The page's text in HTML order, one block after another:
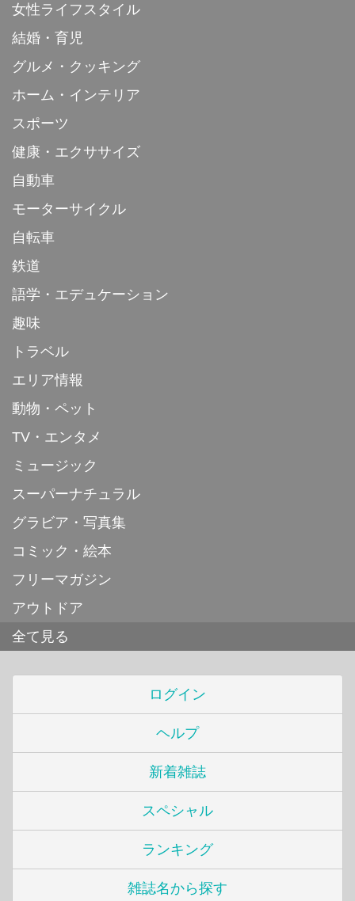
女性ライフスタイル
結婚・育児
グルメ・クッキング
ホーム・インテリア
スポーツ
健康・エクササイズ
自動車
モーターサイクル
自転車
鉄道
語学・エデュケーション
趣味
トラベル
エリア情報
動物・ペット
TV・エンタメ
ミュージック
スーパーナチュラル
グラビア・写真集
コミック・絵本
フリーマガジン
アウトドア
全て見る
ログイン
ヘルプ
新着雑誌
スペシャル
ランキング
雑誌名から探す